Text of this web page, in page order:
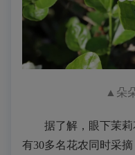
▲ 朵
据了解，眼下茉
有30多名花农同时采